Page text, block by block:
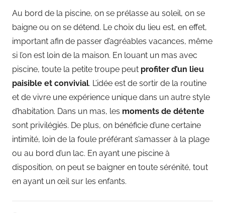
Au bord de la piscine, on se prélasse au soleil, on se
baigne ou on se détend. Le choix du lieu est, en effet,
important afin de passer d’agréables vacances, même
si l’on est loin de la maison. En louant un mas avec
piscine, toute la petite troupe peut profiter d’un lieu
paisible et convivial. L’idée est de sortir de la routine
et de vivre une expérience unique dans un autre style
d’habitation. Dans un mas, les moments de détente
sont privilégiés. De plus, on bénéficie d’une certaine
intimité, loin de la foule préférant s’amasser à la plage
ou au bord d’un lac. En ayant une piscine à
disposition, on peut se baigner en toute sérénité, tout
en ayant un œil sur les enfants.